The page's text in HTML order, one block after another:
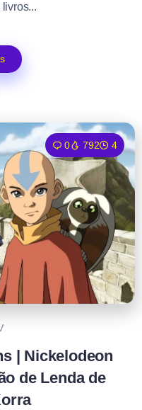
0 792 4
| Nickelodeon
de Lenda de